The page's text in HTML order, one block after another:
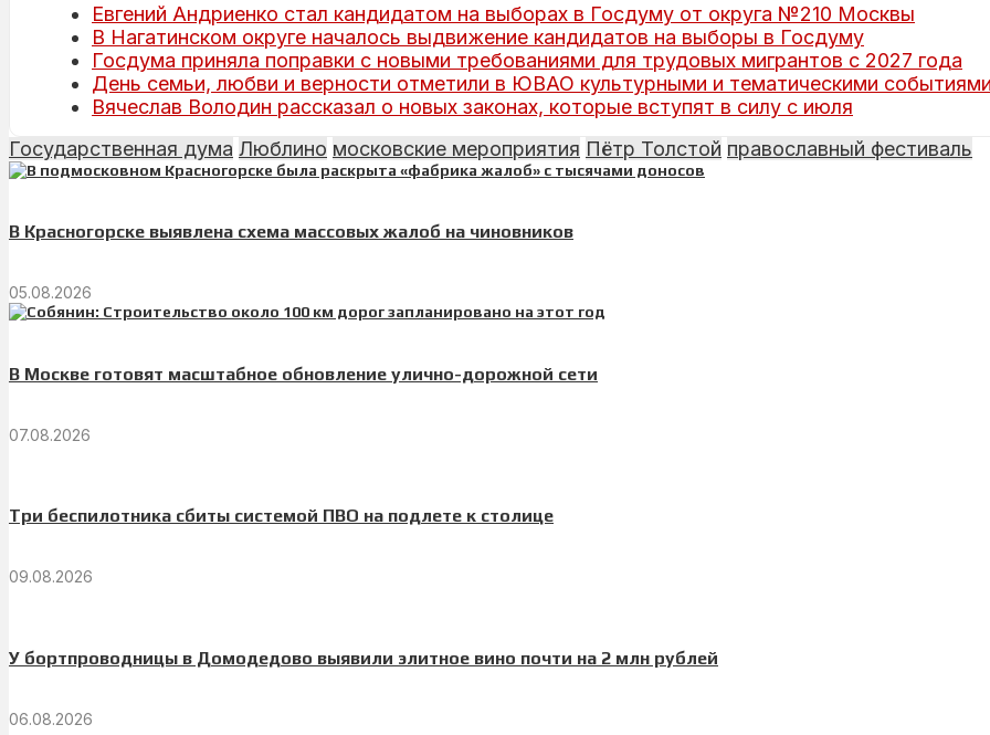
Евгений Андриенко стал кандидатом на выборах в Госдуму от округа №210 Москвы
В Нагатинском округе началось выдвижение кандидатов на выборы в Госдуму
Госдума приняла поправки с новыми требованиями для трудовых мигрантов с 2027 года
День семьи, любви и верности отметили в ЮВАО культурными и тематическими
Вячеслав Володин рассказал о новых законах, которые вступят в силу с июля
Государственная дума Люблино московские мероприятия Пётр Толстой православный фестиваль
В Красногорске выявлена схема массовых жалоб на чиновников
05.08.2026
В Москве готовят масштабное обновление улично-дорожной сети
07.08.2026
Три беспилотника сбиты системой ПВО на подлете к столице
09.08.2026
У бортпроводницы в Домодедово выявили элитное вино почти на 2 млн рублей
06.08.2026